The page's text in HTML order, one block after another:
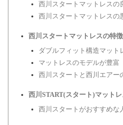
西川スタートマットレスの
西川スタートマットレスの
西川スタートマットレスの特徴
ダブルフィット構造マット
マットレスのモデルが豊富
西川スタートと西川エアー
西川START(スタート)マット
西川スタートがおすすめな